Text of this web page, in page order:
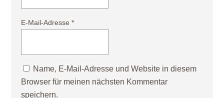
E-Mail-Adresse*
Name, E-Mail-Adresse und Website in diesem
Browser für meinen nächsten Kommentar
speichern.